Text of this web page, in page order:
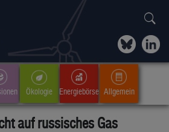
Ökologie Energiebörse Allgemein
auf russisches Gas